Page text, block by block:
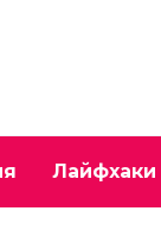
Лайфхаки